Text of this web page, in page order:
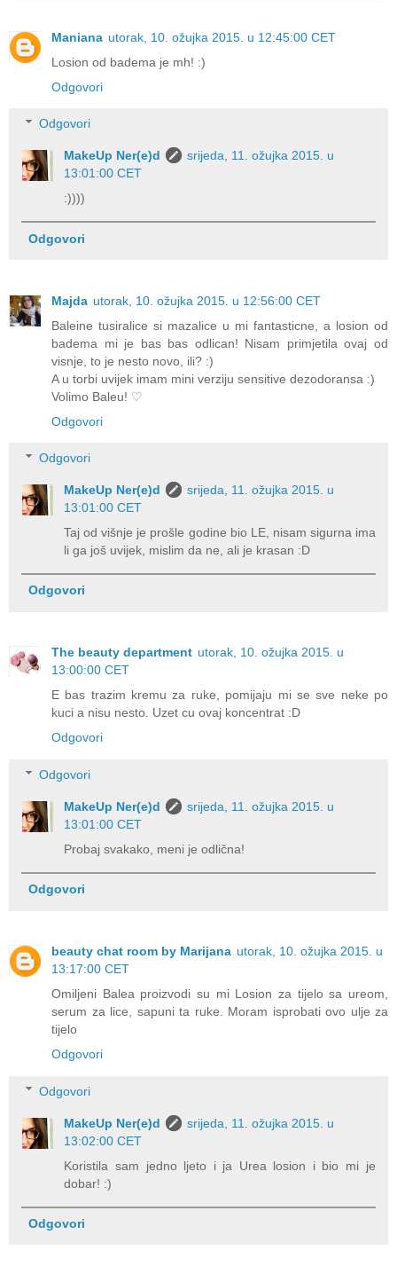
Maniana utorak, 10. ožujka 2015. u 12:45:00 CET
Losion od badema je mh! :)
Odgovori
Odgovori
MakeUp Ner(e)d
srijeda, 11. ožujka 2015. u
13:01:00 CET
:))))
Odgovori
Majda utorak, 10. ožujka 2015. u 12:56:00 CET
Baleine tusiralice si mazalice u mi fantasticne, a losion od
badema mi je bas bas odlican! Nisam primjetila ovaj od
visnje, to je nesto novo, ili? :)
A u torbi uvijek imam mini verziju sensitive dezodoransa :)
Volimo Baleu! ♡
Odgovori
Odgovori
MakeUp Ner(e)d
srijeda, 11. ožujka 2015. u
13:01:00 CET
Taj od višnje je prošle godine bio LE, nisam sigurna ima
li ga još uvijek, mislim da ne, ali je krasan :D
Odgovori
The beauty department utorak, 10. ožujka 2015. u
13:00:00 CET
E bas trazim kremu za ruke, pomijaju mi se sve neke po
kuci a nisu nesto. Uzet cu ovaj koncentrat :D
Odgovori
Odgovori
MakeUp Ner(e)d
srijeda, 11. ožujka 2015. u
13:01:00 CET
Probaj svakako, meni je odlična!
Odgovori
beauty chat room by Marijana utorak, 10. ožujka 2015. u
13:17:00 CET
Omiljeni Balea proizvodi su mi Losion za tijelo sa ureom,
serum za lice, sapuni ta ruke. Moram isprobati ovo ulje za
tijelo
Odgovori
Odgovori
MakeUp Ner(e)d
srijeda, 11. ožujka 2015. u
13:02:00 CET
Koristila sam jedno ljeto i ja Urea losion i bio mi je
dobar! :)
Odgovori